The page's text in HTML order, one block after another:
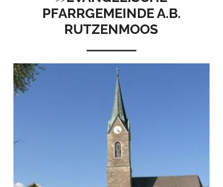
PFARRGEMEINDE A.B.
RUTZENMOOS